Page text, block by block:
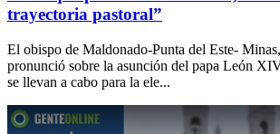
trayectoria pastoral”
El obispo de Maldonado-Punta del Este-
pronunció sobre la asunción del papa León
se llevan a cabo para la ele...